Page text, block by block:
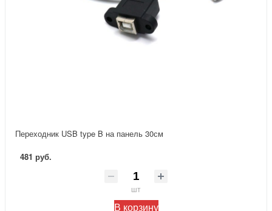
Переходник USB type B на панель 30см
481 руб.
шт
В корзину